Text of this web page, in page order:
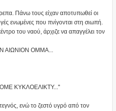
Πάνω τους είχαν αποτυπωθεί οι
ενωμένες που πνίγονται στη σιωπή.
του ναού, άρχιζε να απαγγέλει τον
ΑΙΩΝΙΟΝ ΟΜΜΑ...
ΚΥΚΛΟΕΛΙΚΤΥ...''
ενώ το ζεστό υγρό από τον